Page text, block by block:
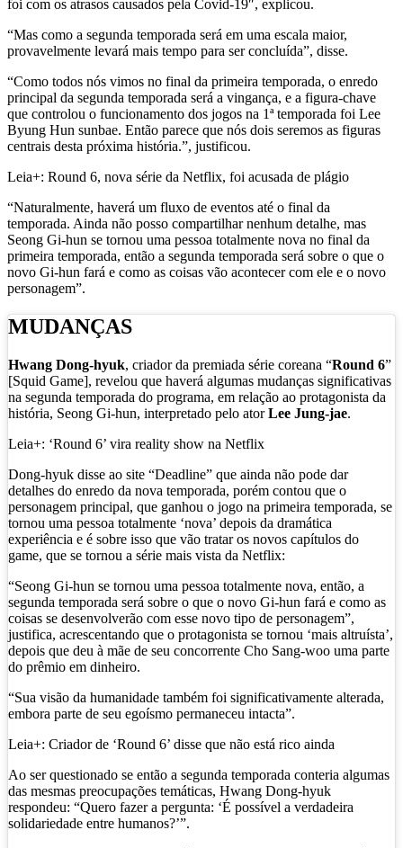
foi com os atrasos causados ​​pela Covid-19″, explicou.
“Mas como a segunda temporada será em uma escala maior,
provavelmente levará mais tempo para ser concluída”, disse.
“Como todos nós vimos no final da primeira temporada, o enredo
principal da segunda temporada será a vingança, e a figura-chave
que controlou o funcionamento dos jogos na 1ª temporada foi Lee
Byung Hun sunbae. Então parece que nós dois seremos as figuras
centrais desta próxima história.”, justificou.
Leia+: Round 6, nova série da Netflix, foi acusada de plágio
“Naturalmente, haverá um fluxo de eventos até o final da
temporada. Ainda não posso compartilhar nenhum detalhe, mas
Seong Gi-hun se tornou uma pessoa totalmente nova no final da
primeira temporada, então a segunda temporada será sobre o que o
novo Gi-hun fará e como as coisas vão acontecer com ele e o novo
personagem”.
MUDANÇAS
Hwang Dong-hyuk, criador da premiada série coreana “Round 6”
[Squid Game], revelou que haverá algumas mudanças significativas
na segunda temporada do programa, em relação ao protagonista da
história, Seong Gi-hun, interpretado pelo atorLee Jung-jae.
Leia+: ‘Round 6’ vira reality show na Netflix
Dong-hyuk disse ao site “Deadline” que ainda não pode dar
detalhes do enredo da nova temporada, porém contou que o
personagem principal, que ganhou o jogo na primeira temporada, se
tornou uma pessoa totalmente ‘nova’ depois da dramática
experiência e é sobre isso que vão tratar os novos capítulos do
game, que se tornou a série mais vista da Netflix:
“Seong Gi-hun se tornou uma pessoa totalmente nova, então, a
segunda temporada será sobre o que o novo Gi-hun fará e como as
coisas se desenvolverão com esse novo tipo de personagem”,
justifica, acrescentando que o protagonista se tornou ‘mais altruísta’,
depois que deu à mãe de seu concorrente Cho Sang-woo uma parte
do prêmio em dinheiro.
“Sua visão da humanidade também foi significativamente alterada,
embora parte de seu egoísmo permaneceu intacta”.
Leia+: Criador de ‘Round 6’ disse que não está rico ainda
Ao ser questionado se então a segunda temporada conteria algumas
das mesmas preocupações temáticas, Hwang Dong-hyuk
respondeu: “Quero fazer a pergunta: ‘É possível a verdadeira
solidariedade entre humanos?’”.